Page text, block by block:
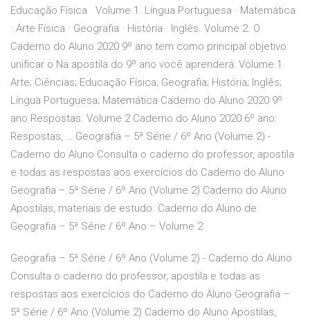
Educação Física Volume 1. Língua Portuguesa · Matemática
· Arte Física · Geografia · História · Inglês. Volume 2. O
Caderno do Aluno 2020 9º ano tem como principal objetivo
unificar o Na apostila do 9º ano você aprenderá: Volume 1.
Arte; Ciências; Educação Física; Geografia; História; Inglês;
Língua Portuguesa; Matemática Caderno do Aluno 2020 9º
ano Respostas. Volume 2 Caderno do Aluno 2020 6º ano:
Respostas, … Geografia – 5ª Série / 6º Ano (Volume 2) -
Caderno do Aluno Consulta o caderno do professor, apostila
e todas as respostas aos exercícios do Caderno do Aluno
Geografia – 5ª Série / 6º Ano (Volume 2) Caderno do Aluno
Apostilas, materiais de estudo. Caderno do Aluno de
Geografia – 5ª Série / 6º Ano – Volume 2
Geografia – 5ª Série / 6º Ano (Volume 2) - Caderno do Aluno
Consulta o caderno do professor, apostila e todas as
respostas aos exercícios do Caderno do Aluno Geografia –
5ª Série / 6º Ano (Volume 2) Caderno do Aluno Apostilas,